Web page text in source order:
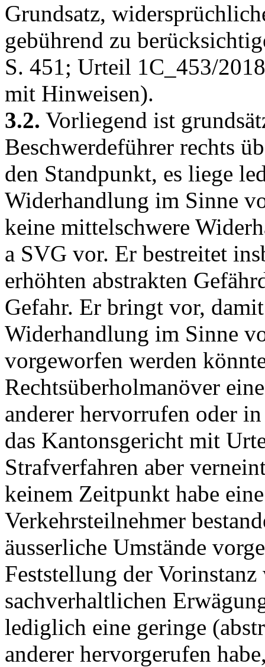
Grundsatz,
gebührend zu
S. 451; Urteil 1C_453/
mit Hinweisen).
3.2. Vorliegend ist
Beschwerdeführer rechts
den Standpunkt, es liege
Widerhandlung im Sinne
keine mittelschwere
a SVG vor. Er bestreitet
erhöhten abstrakten
Gefahr. Er bringt vor,
Widerhandlung im Sinne
vorgeworfen werden
Rechtsüberholmanöver
anderer hervorrufen oder
das Kantonsgericht mit
Strafverfahren aber
keinem Zeitpunkt habe
Verkehrsteilnehmer
äusserliche Umstände
Feststellung der Vorinstanz
sachverhaltlichen
lediglich eine geringe
anderer hervorgerufen